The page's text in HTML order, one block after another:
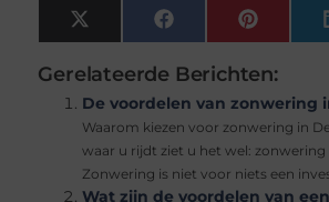
X
(Twitter)
Facebook
Gerelateerde Berichten:
De voordelen van zonwering
Waarom kiezen voor zonwering in
waar u rijdt ziet u het wel: zonwering
Zonwering is niet voor niets een
Wat zijn de voordelen van